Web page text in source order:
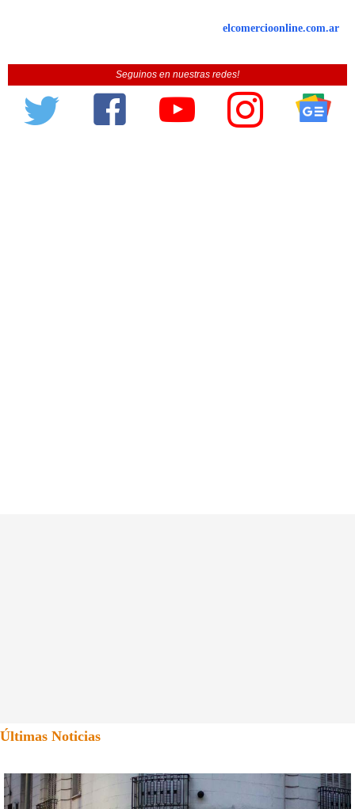
elcomercioonline.com.ar
Seguinos en nuestras redes!
Últimas Noticias